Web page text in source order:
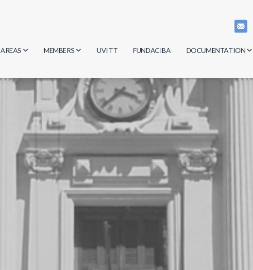
AREAS
Biology
Geosciences
Computer Science
Mathematics
Chemistry
MEMBERS
Researchers
Students
Graduates
UVITT FUNDACIBA DOCUMENTATION
Minutes
Regulations
Documents